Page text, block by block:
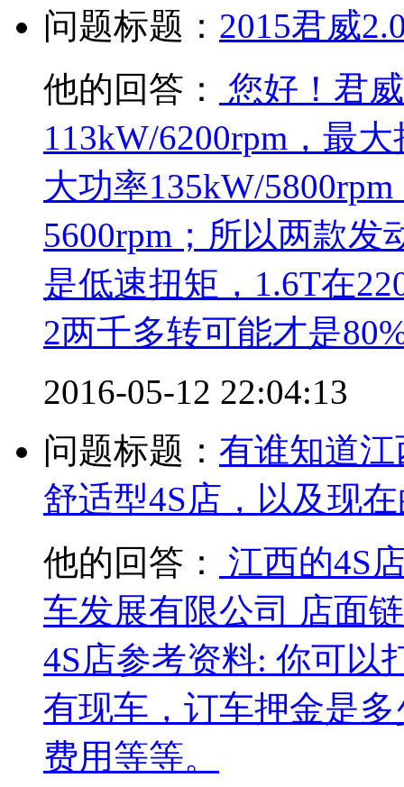
问题标题： 2015君威
他的回答：
您好！君
113kW/6200rpm，最
大功率135kW/
5600rpm；所以两款
是低速扭矩，1.6T在
2两千多转可能才是
2016-05-12 22:04:13
问题标题： 有谁知道
舒适型4S店，以及现
他的回答：
江西的4S
车发展有限公司 店面
4S店参考资料: 你可以
有现车，订车押金是
费用等等。